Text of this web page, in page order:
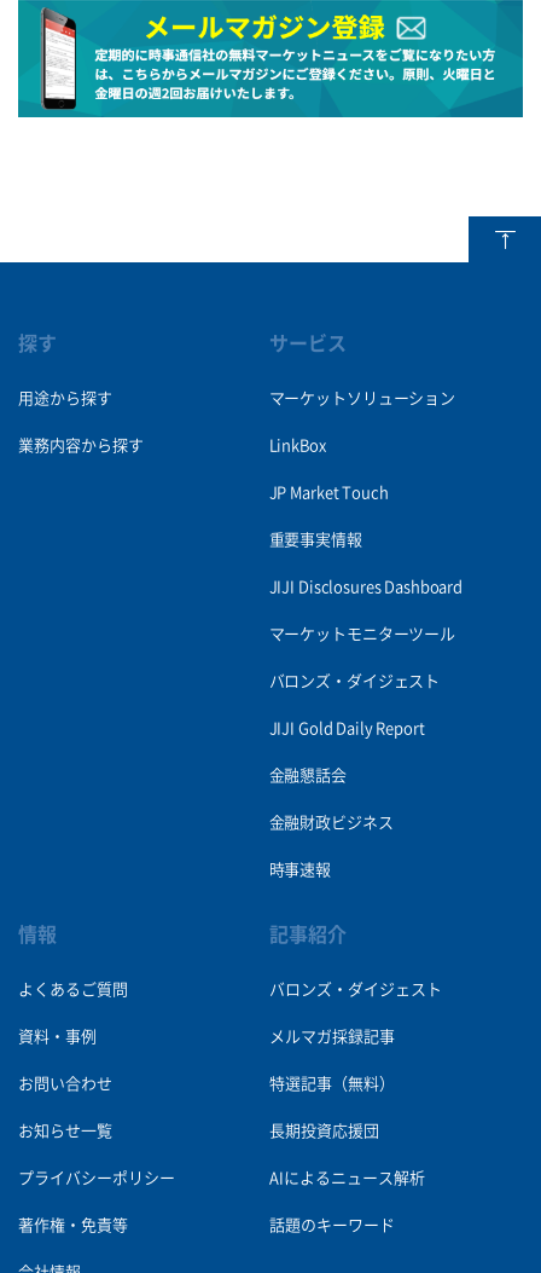
探す
用途から探す
業務内容から探す
サービス
マーケットソリューション
LinkBox
JP Market Touch
重要事実情報
JIJI Disclosures Dashboard
マーケットモニターツール
バロンズ・ダイジェスト
JIJI Gold Daily Report
金融懇話会
金融財政ビジネス
時事速報
情報
よくあるご質問
資料・事例
お問い合わせ
お知らせ一覧
プライバシーポリシー
著作権・免責等
記事紹介
バロンズ・ダイジェスト
メルマガ採録記事
特選記事（無料）
長期投資応援団
AIによるニュース解析
話題のキーワード